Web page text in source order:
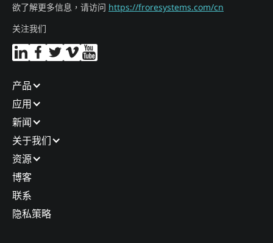
欲了解更多信息，请访问 https://froresystems.com/cn
关注我们
产品​
应用​
新闻​
关于我们​
资源
博客​
联系​
隐私策略​